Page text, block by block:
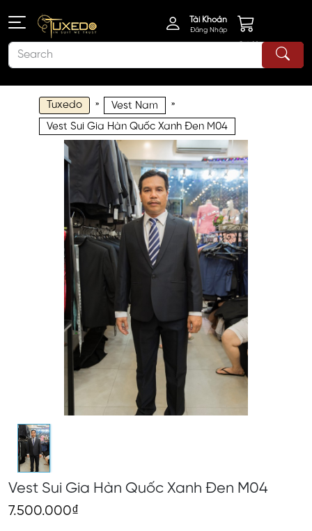
Tài Khoản
Đăng Nhập
Giỏ Hàng
Tuxedo » Vest Nam »
Vest Sui Gia Hàn Quốc Xanh Đen M04
Vest Sui Gia Hàn Quốc Xanh Đen M04
7.500.000₫